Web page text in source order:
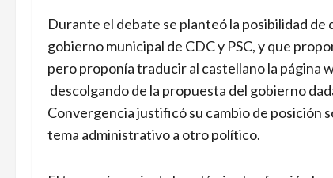
Durante el debate se planteó la posibilidad
gobierno municipal de CDC y PSC, y que
pero proponía traducir al castellano la página
descolgando de la propuesta del gobierno
Convergencia justificó su cambio de posición
tema administrativo a otro político.